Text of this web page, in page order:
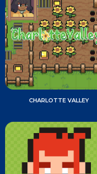
CHARLOTTE VALLEY